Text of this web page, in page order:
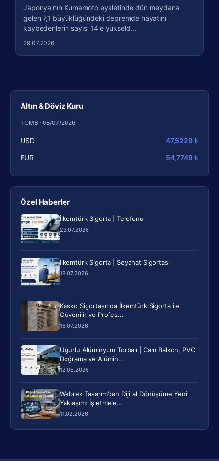
Altın & Döviz Kuru
TCMB · 08/07/2026
USD 47,5229 ₺
EUR 54,7749 ₺
Özel Haberler
İlkemtürk Sigorta | Telefonu
23.07.2026
İlkemtürk Sigorta | Seyahat Sigortası
18.07.2026
Kasko Sigortasında İlkemtürk Sigorta ile
Güvenilir ve Profes...
16.07.2026
Uğurlu Alüminyum Torbalı | Cam Balkon, PVC
Doğrama ve Alümin...
12.05.2026
Webrek Tasarım’dan Dijital Dönüşüme Yeni
Yaklaşım: İşletmele...
11.02.2026
Japonya'nın Kumamoto eyaletinde dün meydana
gelen 7,1 büyüklüğündeki depremde hayatını
kaybedenlerin sayısı 14'e yükseld...
29.07.2026